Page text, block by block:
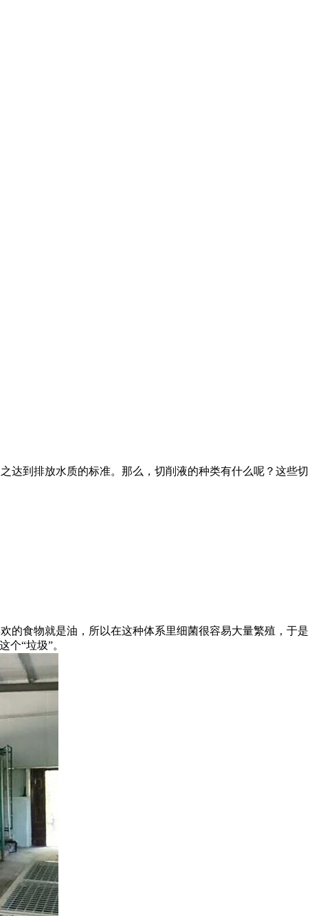
到排放水质的标准。那么，切削液的种类有什么呢？这些切
食物就是油，所以在这种体系里细菌很容易大量繁殖，于是
“垃圾”。